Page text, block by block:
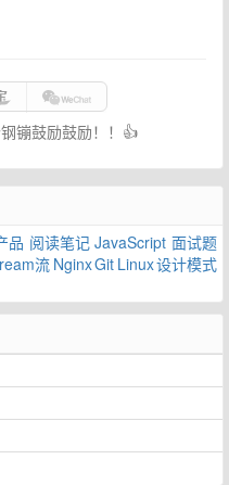
镚鼓励鼓励！！👍
品 阅读笔记 JavaScript 面试题
流NginxGit Linux设计模式